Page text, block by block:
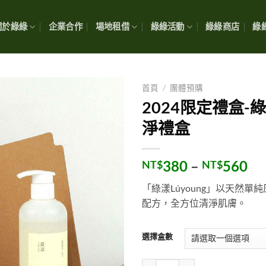
於綠綠 企業合作 場地租借 綠綠活動 綠綠商店 綠
首頁 / 團體預購
2024限定禮盒-
淨禮盒
NT$380 – NT$560價
格
範
到
「綠漾Lúyoung」以天然單
配方，全方位清淨肌膚。
選擇盒數